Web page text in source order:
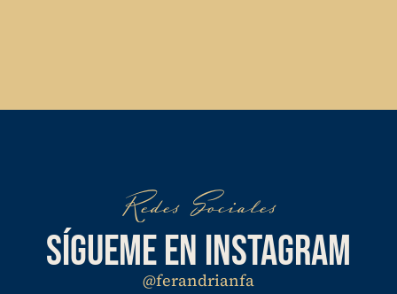
Redes Sociales
SÍGUEME EN INSTAGRAM
@ferandrianfa